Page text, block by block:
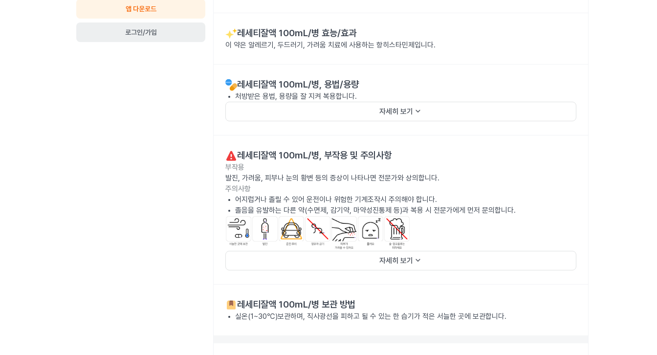
앱 다운로드
로그인/가입 레세티잘액 100mL/병 효능/효과
이 약은 알레르기, 두드러기, 가려움 치료에 사용하는 항히스타민제입니다.
레세티잘액 100mL/병, 용법/용량
처방받은 용법, 용량을 잘 지켜 복용합니다.
자세히 보기 keyboard_arrow_down
레세티잘액 100mL/병, 부작용 및 주의사항
부작용
발진, 가려움, 피부나 눈의 황변 등의 증상이 나타나면 전문가와 상의합니다.
주의사항
어지럽거나 졸릴 수 있어 운전이나 위험한 기계조작시 주의해야 합니다.
졸음을 유발하는 다른 약(수면제, 감기약, 마약성진통제 등)과 복용 시 전문가에게 먼저 문의합니다.
자세히 보기 keyboard_arrow_down
레세티잘액 100mL/병 보관 방법
실온(1~30℃)보관하며, 직사광선을 피하고 될 수 있는 한 습기가 적은 서늘한 곳에 보관합니다.